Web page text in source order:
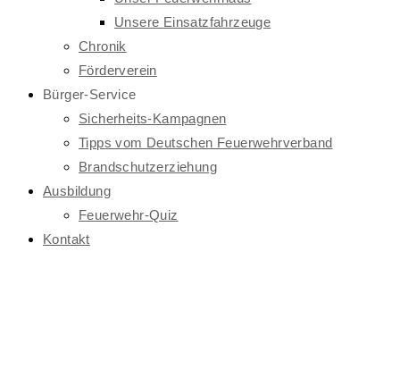
Unsere Einsatzfahrzeuge
Chronik
Förderverein
Bürger-Service
Sicherheits-Kampagnen
Tipps vom Deutschen Feuerwehrverband
Brandschutzerziehung
Ausbildung
Feuerwehr-Quiz
Kontakt